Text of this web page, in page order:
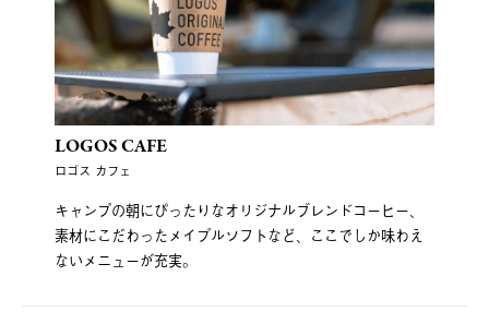
LOGOS CAFE
ロゴス カフェ
キャンプの朝にぴったりなオリジナルブレンドコーヒー、
素材にこだわったメイプルソフトなど、ここでしか味わえ
ないメニューが充実。